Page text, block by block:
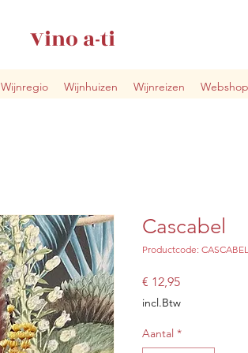
Vino a-ti
Wijnregio Wijnhuizen Wijnreizen Webshop
Cascabel
Productcode: CASCABEL
€ 12,95Prijs
incl.Btw
Aantal *